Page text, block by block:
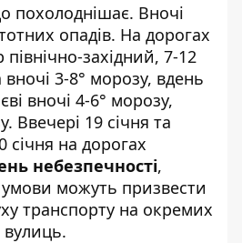
похолоднішає. Вночі
опадів. На дорогах
західний, 7-12
3-8° морозу, вдень
вночі 4-6° морозу,
Ввечері 19 січня та
січня на дорогах
небезпечності,
можуть призвести
транспорту на окремих
вулиць.